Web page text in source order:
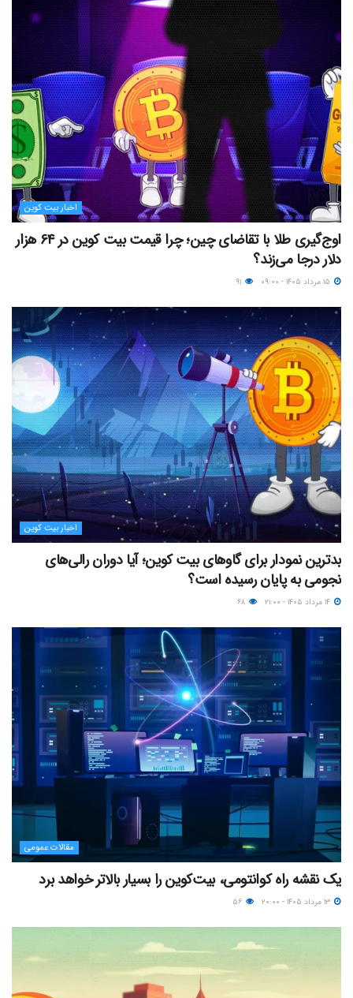
اخبار بیت کوین
اوج‌گیری طلا با تقاضای چین؛ چرا قیمت بیت کوین در ۶۴ هزار
دلار درجا می‌زند؟
اخبار بیت کوین
بدترین نمودار برای گاوهای بیت کوین؛ آیا دوران رالی‌های
نجومی به پایان رسیده است؟
مقالات عمومی
یک نقشه راه کوانتومی، بیت‌کوین را بسیار بالاتر خواهد برد